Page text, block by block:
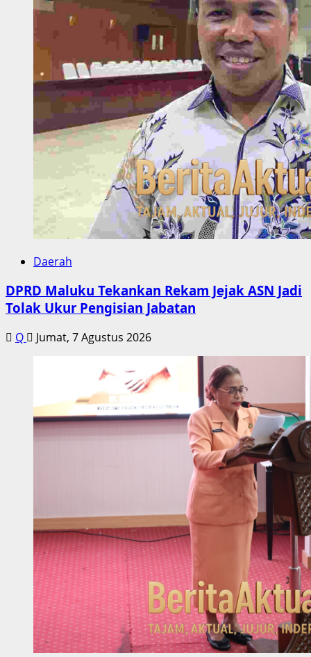
Daerah
DPRD Maluku Tekankan Rekam Jejak ASN Jadi
Tolak Ukur Pengisian Jabatan
Q Jumat, 7 Agustus 2026